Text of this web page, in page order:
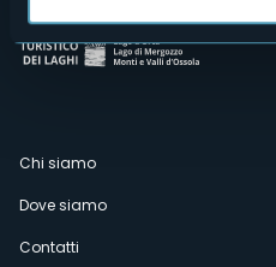
Menù
secondario
Chi siamo
Dove siamo
Contatti